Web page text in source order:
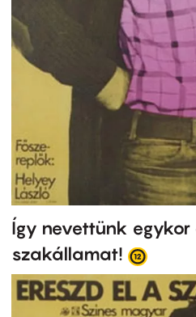
Így nevettünk egykor
szakállamat!